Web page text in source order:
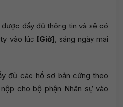
được đầy đủ thông tin và sẽ có
vào lúc [Giờ] , sáng ngày mai
đủ các hồ sơ bản cứng theo
cho bộ phận Nhân sự vào